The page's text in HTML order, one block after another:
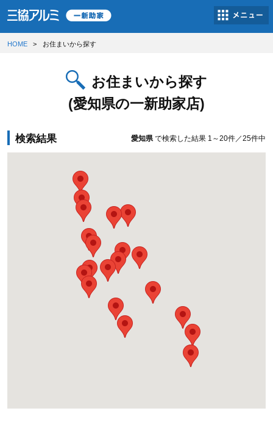
HOME お住まいから探す
お住まいから探す
(愛知県の一新助家店)
検索結果 愛知県で検索した結果 1～20件／25件中